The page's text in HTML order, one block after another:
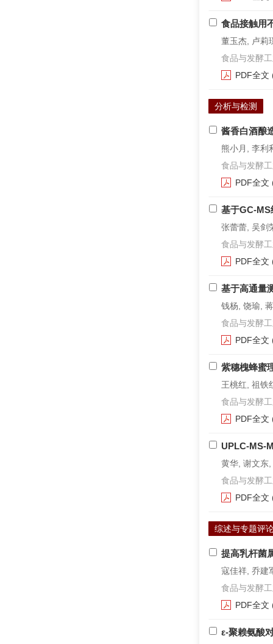
食品接触用
董玉杰, 卢莉
食品与发酵
PDF全文
分析与检测
酱香白酒酿
熊小月, 李利
食品与发酵
PDF全文
基于GC-MS
张蕾蕾, 吴剑
食品与发酵
PDF全文
基于高通量
钱杨, 饶瑜,
食品与发酵
PDF全文
紫穗槐蜂蜜
王桃红, 祖铁
食品与发酵
PDF全文
UPLC-MS-
黄华, 谢文东
食品与发酵
PDF全文
综述与专题评
提高乳杆菌
寇佳祥, 乔建
食品与发酵
PDF全文
ε-聚赖氨酸